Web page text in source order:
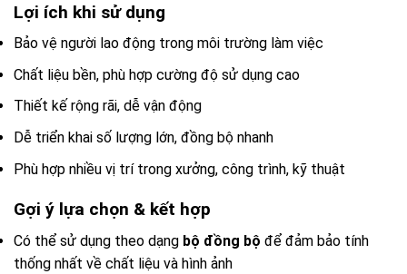
Lợi ích khi sử dụng
Bảo vệ người lao động trong môi trường làm việc
Chất liệu bền, phù hợp cường độ sử dụng cao
Thiết kế rộng rãi, dễ vận động
Dễ triển khai số lượng lớn, đồng bộ nhanh
Phù hợp nhiều vị trí trong xưởng, công trình, kỹ thuật
Gợi ý lựa chọn & kết hợp
Có thể sử dụng theo dạng bộ đồng bộ để đảm bảo tính
thống nhất về chất liệu và hình ảnh